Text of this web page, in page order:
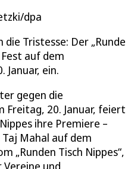
dpa
Tristesse: Der „Runde
auf dem
Januar, ein.
gegen die
Freitag, 20. Januar, feiert
ihre Premiere –
Mahal auf dem
„Runden Tisch Nippes“,